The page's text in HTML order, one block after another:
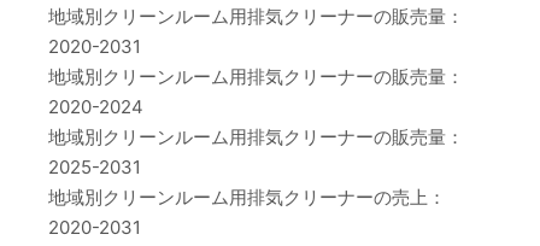
地域別クリーンルーム用排気クリーナーの販売量：
2020-2031
地域別クリーンルーム用排気クリーナーの販売量：
2020-2024
地域別クリーンルーム用排気クリーナーの販売量：
2025-2031
地域別クリーンルーム用排気クリーナーの売上：
2020-2031